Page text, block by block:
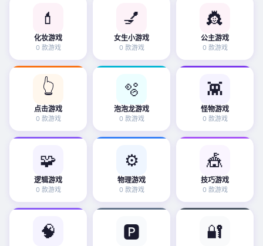
💄
化妆游戏
0 款游戏
💅
女生小游戏
0 款游戏
👸
公主游戏
0 款游戏
👆
点击游戏
0 款游戏
🫧
泡泡龙游戏
0 款游戏
👾
怪物游戏
0 款游戏
🧩
逻辑游戏
0 款游戏
⚙️
物理游戏
0 款游戏
🎪
技巧游戏
0 款游戏
🧠 🅿️ 🔐